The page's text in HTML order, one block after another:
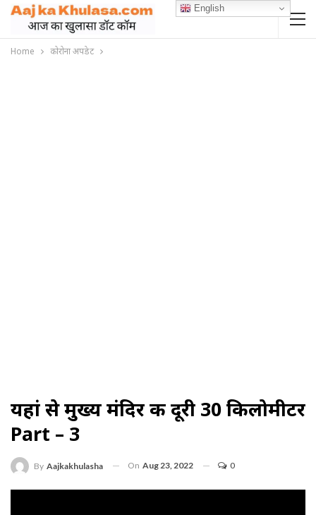
Home कोरोना अपडेट
यहां से मुख्य मंदिर की दूरी 30 किलोमीटर
Part – 3
By Aajkakhulasha On Aug 23, 2022 0
English